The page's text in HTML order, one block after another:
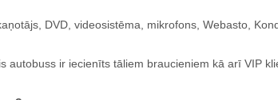
DVD, videosistēma, mikrofons, Webasto,
autobuss ir iecienīts tāliem braucieniem kā arī VIP